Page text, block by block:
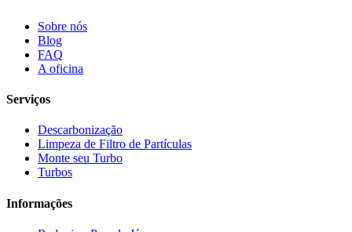
Sobre nós
Blog
FAQ
A oficina
Serviços
Descarbonização
Limpeza de Filtro de Partículas
Monte seu Turbo
Turbos
Informações